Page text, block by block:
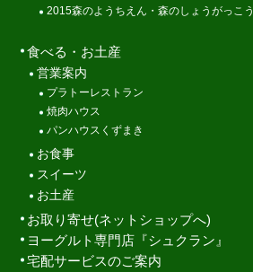
2015森のようちえん・森のしょうがっこう
食べる・お土産
営業案内
プラトーレストラン
焼肉ハウス
パンハウスくずまき
お食事
スイーツ
お土産
お取り寄せ(ネットショップへ)
ヨーグルト専門店『シュクラン』
宅配サービスのご案内